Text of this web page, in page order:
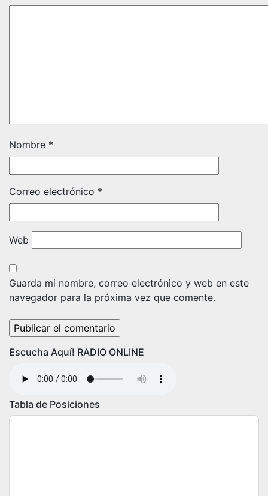
Nombre *
Correo electrónico *
Web
Guarda mi nombre, correo electrónico y web en este
navegador para la próxima vez que comente.
Escucha Aquí! RADIO ONLINE
Tabla de Posiciones